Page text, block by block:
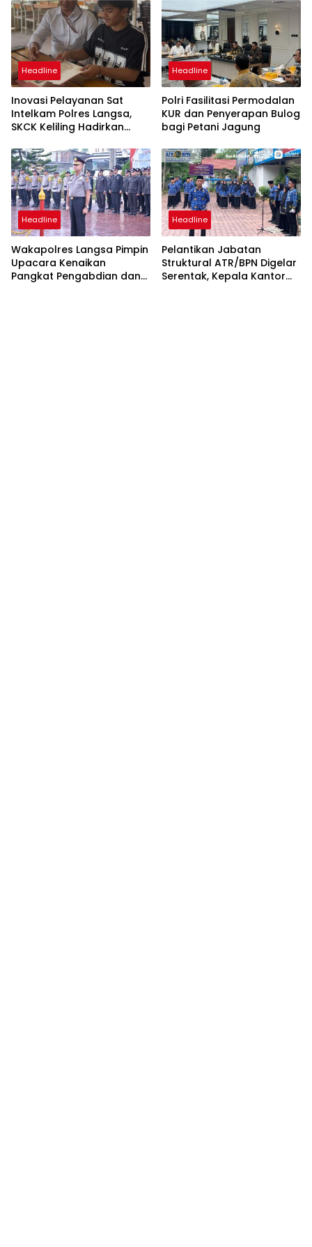
Headline
Inovasi Pelayanan Sat
Intelkam Polres Langsa,
SKCK Keliling Hadirkan
Mudah dan Humanis
Headline
Polri Fasilitasi Permodalan
KUR dan Penyerapan Bulog
bagi Petani Jagung
Headline
Wakapolres Langsa Pimpin
Upacara Kenaikan
Pangkat Pengabdian dan
Headline
Pelantikan Jabatan
Struktural ATR/BPN Digelar
Serentak, Kepala Kantor